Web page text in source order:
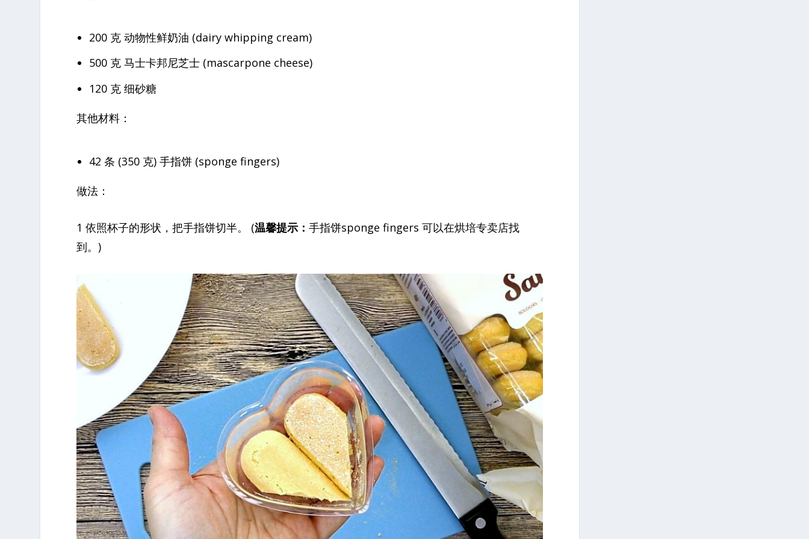
200 克 动物性鲜奶油 (dairy whipping cream)
500 克 马士卡邦尼芝士 (mascarpone cheese)
120 克 细砂糖
其他材料：
42 条 (350 克) 手指饼 (sponge fingers)
做法：
1 依照杯子的形状，把手指饼切半。 (温馨提示：手指饼sponge fingers 可以在烘培专卖店找
到。)